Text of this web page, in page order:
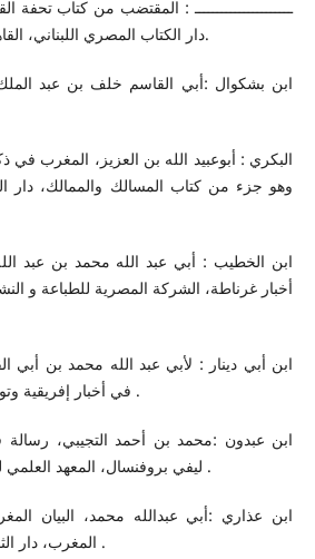
ــــــــــــــــــــــ : المقتضب من كتاب تحفة
دار الكتاب المصري اللبناني، القاهرة، بيروت، ط3، 1989م.
ابن بشكوال :أبي القاسم خلف بن عبد
البكري : أبوعبيد الله بن العزيز، المغرب في
وهو جزء من كتاب المسالك والممالك، دار
ابن الخطيب : أبي عبد الله محمد بن عبد
ابن أبي دينار : لأبي عبد الله محمد بن أبي
في أخبار إفريقية وتونس، طبعة تونس،1967م .
ابن عبدون :محمد بن أحمد التجيبي، رسالة
ليفي بروفنسال، المعهد العلمي لفرنسي، القاهرة، 1955م .
ابن عذاري :أبي عبدالله محمد، البيان
المغرب، دار الثقافة بيروت لبنان، 1983م .